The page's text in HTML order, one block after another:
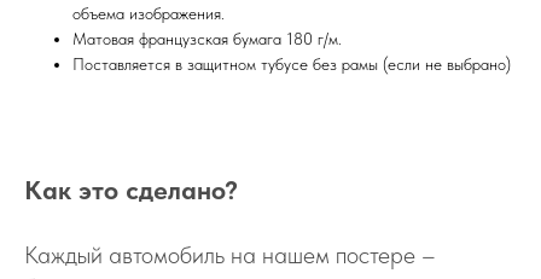
объема изображения.
Матовая французская бумага 180 г/м.
Поставляется в защитном тубусе без рамы (если не выбрано)
Как это сделано?
Каждый автомобиль на нашем постере –